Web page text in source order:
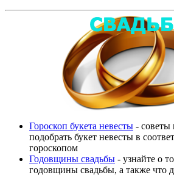
Гороскоп букета невесты - советы
подобрать букет невесты в
гороскопом
Годовщины свадьбы - узнайте о
годовщины свадьбы, а также что